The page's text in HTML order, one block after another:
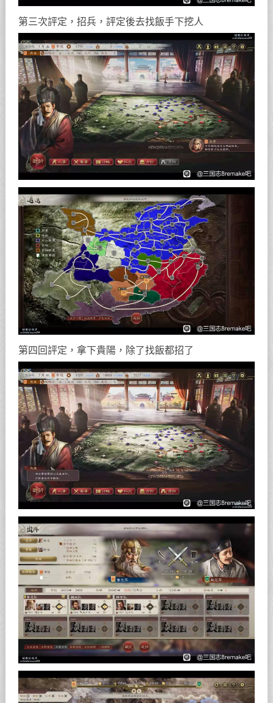
第三次評定，招兵，評定後去找飯手下挖人
第四回評定，拿下貴陽，除了找飯都招了